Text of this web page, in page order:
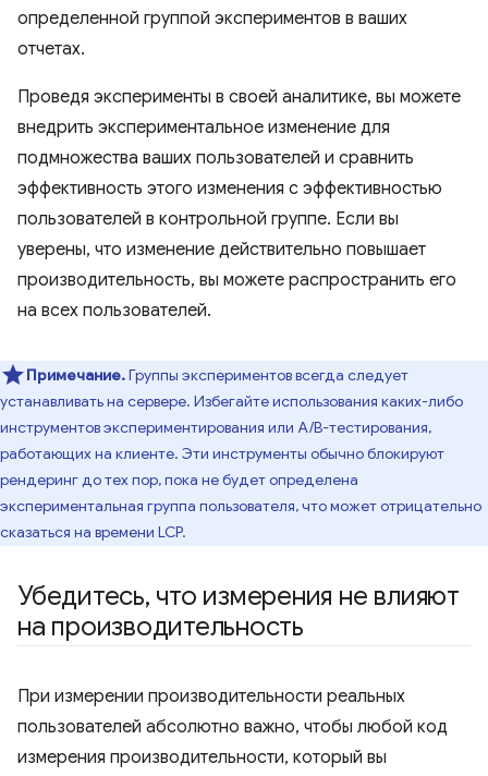
определенной группой экспериментов в ваших
отчетах.
Проведя эксперименты в своей аналитике, вы можете
внедрить экспериментальное изменение для
подмножества ваших пользователей и сравнить
эффективность этого изменения с эффективностью
пользователей в контрольной группе. Если вы
уверены, что изменение действительно повышает
производительность, вы можете распространить его
на всех пользователей.
Примечание.Группы экспериментов всегда следует
устанавливать на сервере. Избегайте использования каких-либо
инструментов экспериментирования или A/B-тестирования,
работающих на клиенте. Эти инструменты обычно блокируют
рендеринг до тех пор, пока не будет определена
экспериментальная группа пользователя, что может отрицательно
сказаться на времени LCP.
Убедитесь, что измерения не влияют
на производительность
При измерении производительности реальных
пользователей абсолютно важно, чтобы любой код
измерения производительности, который вы